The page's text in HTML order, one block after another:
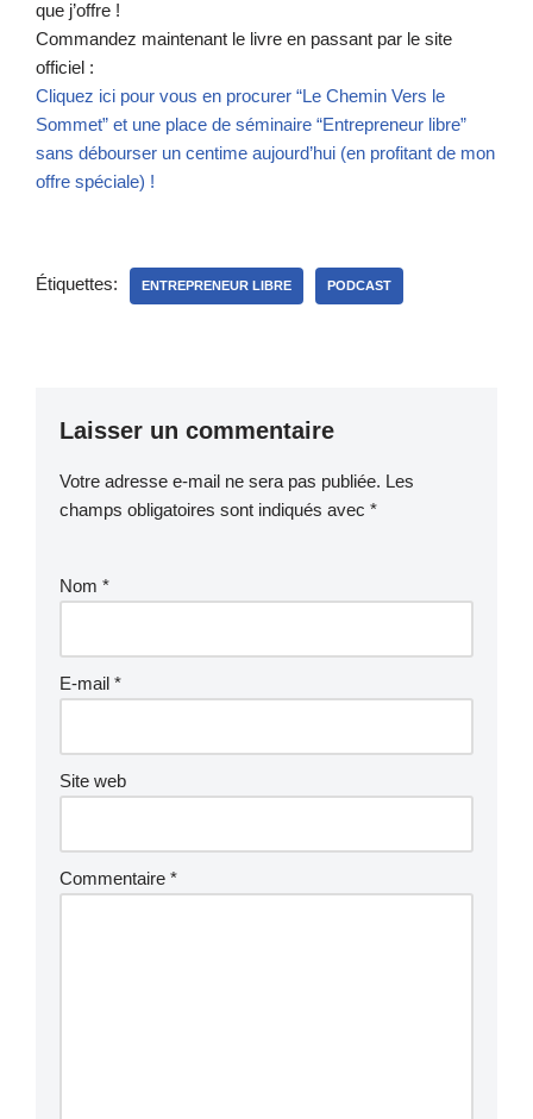
que j’offre !
Commandez maintenant le livre en passant par le site
officiel :
Cliquez ici pour vous en procurer “Le Chemin Vers le
Sommet” et une place de séminaire “Entrepreneur libre”
sans débourser un centime aujourd’hui (en profitant de mon
offre spéciale) !
Étiquettes: ENTREPRENEUR LIBRE PODCAST
Laisser un commentaire
Votre adresse e-mail ne sera pas publiée. Les
champs obligatoires sont indiqués avec *
Nom *
E-mail *
Site web
Commentaire *